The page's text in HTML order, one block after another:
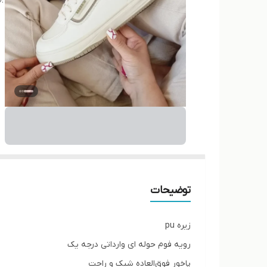
توضیحات
زیره pu
رویه فوم حوله ای وارداتی درجه یک
پاخور فوق‌العاده شیک و راحت